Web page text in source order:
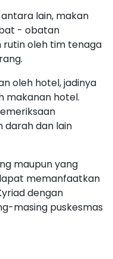
lain, makan
- obatan
rutin oleh tim tenaga
oleh hotel, jadinya
makanan hotel.
darah dan lain
maupun yang
memanfaatkan
dengan
masing puskesmas